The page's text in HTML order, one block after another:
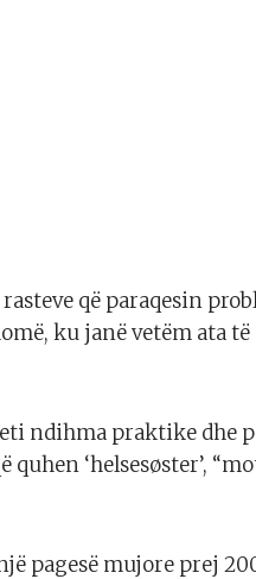
që paraqesin
ku janë vetëm ata të
ndihma praktike dhe
‘helsesøster’,
pagesë mujore prej